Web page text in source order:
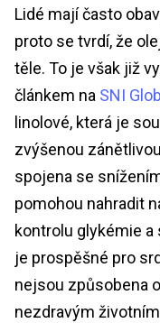
Lidé mají často
proto se tvrdí, že
těle. To je však již
článkem na SNI
linolové, která je
zvýšenou
spojena se
pomohou nahradit
kontrolu glykémie a
je prospěšné pro
nejsou způsobena
nezdravým